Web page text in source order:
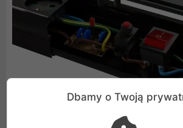
Dbamy o Twoją